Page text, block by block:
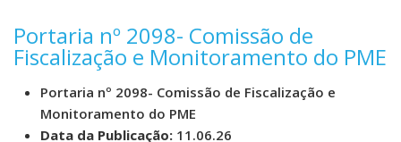
Portaria nº 2098- Comissão de
Fiscalização e Monitoramento do PME
Portaria nº 2098- Comissão de Fiscalização e
Monitoramento do PME
Data da Publicação: 11.06.26